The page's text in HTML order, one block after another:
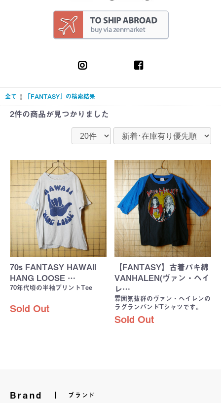
全て | 「FANTASY」の検索結果
2件の商品が見つかりました
70s FANTASY HAWAII
HANG LOOSE …
70年代頃の半袖プリントTee
Sold Out
【FANTASY】古着パキ綿
VANHALEN(ヴァン・ヘイ
レ…
雰囲気抜群のヴァン・ヘイレンの
ラグランバンドTシャツです。
Sold Out
Brand ブランド